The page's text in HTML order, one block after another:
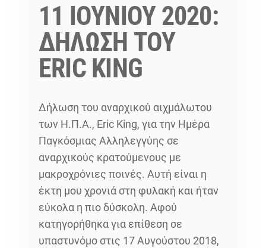
11 ΙΟΥΝΙΟΥ 2020:
ΔΗΛΩΣΗ ΤΟΥ
ERIC KING
Δήλωση του αναρχικού αιχμάλωτου
των Η.Π.Α., Eric King, για την Ημέρα
Παγκόσμιας Αλληλεγγύης σε
αναρχικούς κρατούμενους με
μακροχρόνιες ποινές. Αυτή είναι η
έκτη μου χρονιά στη φυλακή και ήταν
εύκολα η πιο δύσκολη. Αφού
κατηγορήθηκα για επίθεση σε
υπαστυνόμο στις 17 Αυγούστου 2018,